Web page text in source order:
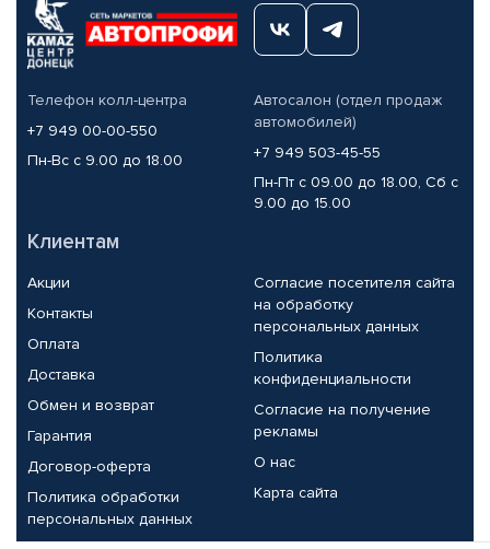
Телефон колл-центра
+7 949 00-00-550
Пн-Вс с 9.00 до 18.00
Автосалон (отдел продаж
автомобилей)
+7 949 503-45-55
Пн-Пт с 09.00 до 18.00, Сб с
9.00 до 15.00
Клиентам
Акции
Контакты
Оплата
Доставка
Обмен и возврат
Гарантия
Договор-оферта
Политика обработки
персональных данных
Согласие посетителя сайта
на обработку
персональных данных
Политика
конфиденциальности
Согласие на получение
рекламы
О нас
Карта сайта